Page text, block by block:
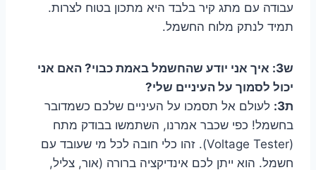
עבודה עם מתג קיר בלבד היא מתכון בטוח לצרות.
תמיד לנתק מלוח החשמל.
ש3: איך אני יודע שהחשמל באמת כבוי? האם אני
יכול לסמוך על העיניים שלי?
ת3:
לעולם אל תסמכו על העיניים שלכם כשמדובר
בחשמל! כפי שכבר אמרנו, השתמשו בבודק מתח
(Voltage Tester). זהו כלי חובה לכל מי שעובד עם
חשמל. הוא ייתן לכם אינדיקציה ברורה (אור, צליל,